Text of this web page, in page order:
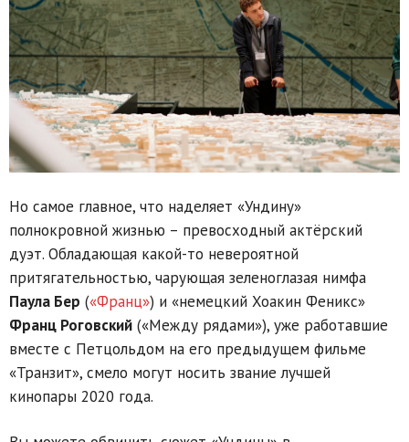
Но самое главное, что наделяет «Ундину»
полнокровной жизнью – превосходный актёрский
дуэт. Обладающая какой-то невероятной
притягательностью, чарующая зеленоглазая нимфа
Паула Бер («Франц») и «немецкий Хоакин Феникс»
Франц Роговский («Между рядами»), уже работавшие
вместе с Петцольдом на его предыдущем фильме
«Транзит», смело могут носить звание лучшей
кинопары 2020 года.